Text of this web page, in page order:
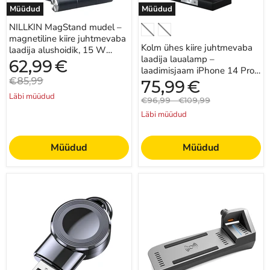
Müüdud
iPhone
14
Pro
Max
ja
iPhone
13
Pro
NILLKIN MagStand mudel –
magnetiline kiire juhtmevaba
laadija alushoidik, 15 W
võimsus – mõeldud iPhone
14 Pro Max ja...
Praegune
hind
62,99€
Algne
€85,99
Läbi müüdud
Müüdud
Müüdud
Airpodide
jaoks
ideaalne
mugavus
tehnikahuvilistele
Kolm ühes kiire juhtmevaba
laadija laualamp –
laadimisjaam iPhone 14 Pro,
iWatchi, Airpodide jaoks –
ideaalne mugavus...
Praegune
hind
75,99€
Algne
hind
€96,99 -Algne
hind
€109,99
Läbi müüdud
Müüdud
juhtmevaba
laadimisalus